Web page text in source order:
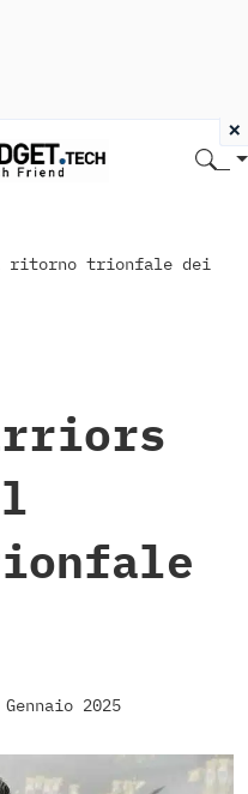
ritorno trionfale dei
Gennaio 2025
×